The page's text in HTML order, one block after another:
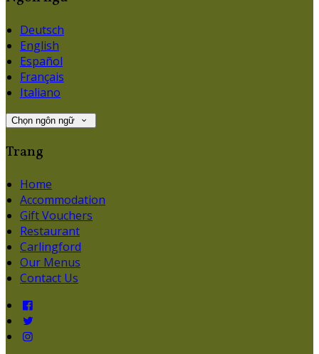
Deutsch
English
Español
Français
Italiano
Chọn ngôn ngữ
Trang
Home
Accommodation
Gift Vouchers
Restaurant
Carlingford
Our Menus
Contact Us